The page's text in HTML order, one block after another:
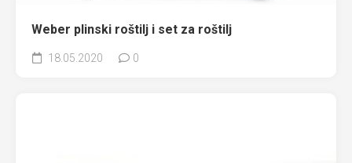
Weber plinski roštilj i set za roštilj
18.05.2020 0